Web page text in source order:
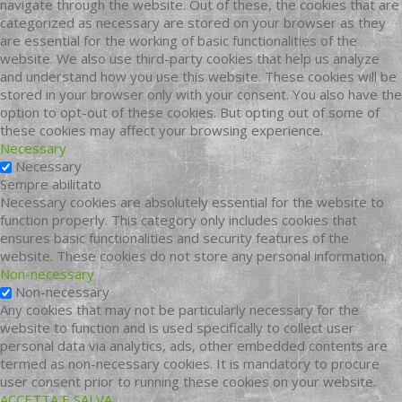
navigate through the website. Out of these, the cookies that are
categorized as necessary are stored on your browser as they
are essential for the working of basic functionalities of the
website. We also use third-party cookies that help us analyze
and understand how you use this website. These cookies will be
stored in your browser only with your consent. You also have the
option to opt-out of these cookies. But opting out of some of
these cookies may affect your browsing experience.
Necessary
Necessary
Sempre abilitato
Necessary cookies are absolutely essential for the website to
function properly. This category only includes cookies that
ensures basic functionalities and security features of the
website. These cookies do not store any personal information.
Non-necessary
Non-necessary
Any cookies that may not be particularly necessary for the
website to function and is used specifically to collect user
personal data via analytics, ads, other embedded contents are
termed as non-necessary cookies. It is mandatory to procure
user consent prior to running these cookies on your website.